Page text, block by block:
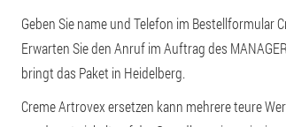
Geben Sie name und Telefon im Bestellformular
Erwarten Sie den Anruf im Auftrag des
bringt das Paket in Heidelberg.
Creme Artrovex ersetzen kann mehrere teure